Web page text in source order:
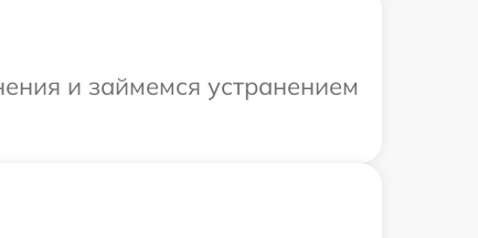
и займемся устранением